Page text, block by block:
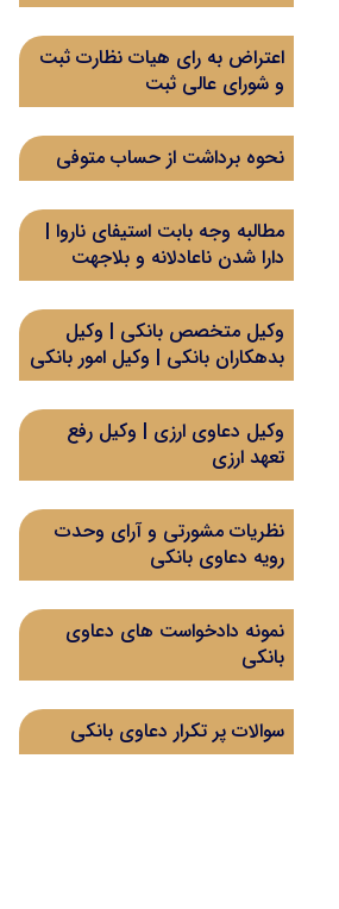
اعتراض به رای هیات نظارت ثبت
و شورای عالی ثبت
نحوه برداشت از حساب متوفی
مطالبه وجه بابت استیفای ناروا |
دارا شدن ناعادلانه و بلاجهت
وکیل متخصص بانکی | وکیل
بدهکاران بانکی | وکیل امور بانکی
وکیل دعاوی ارزی | وکیل رفع
تعهد ارزی
نظریات مشورتی و آرای وحدت
رویه دعاوی بانکی
نمونه دادخواست های دعاوی
بانکی
سوالات پر تکرار دعاوی بانکی